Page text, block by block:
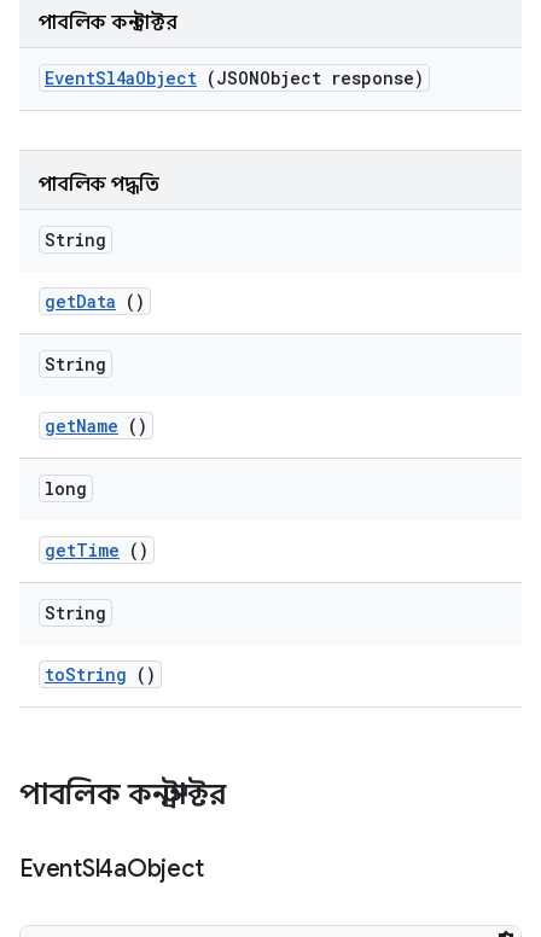
পাবলিক কনস্ট্রাক্টর
EventSl4aObject (JSONObject response)
পাবলিক পদ্ধতি
String
getData ()
String
getName ()
long
getTime ()
String
toString ()
পাবলিক কনস্ট্রাক্টর
EventSl4aObject